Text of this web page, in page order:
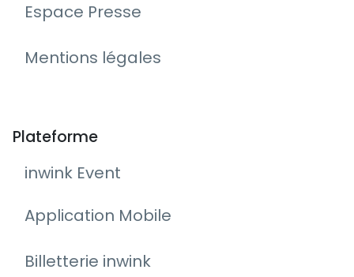
Espace Presse
Mentions légales
Plateforme
inwink Event
Application Mobile
Billetterie inwink